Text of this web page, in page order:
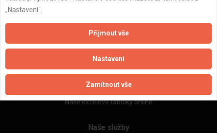
Naše firmy a řemeslníci
Zpracování a ochrana osobních údajů
Zásady pro používání souborů cookie
Naše excelové tabulky online
Naše služby
„Nastavení“.
Přijmout vše
Nastavení
Zamítnout vše